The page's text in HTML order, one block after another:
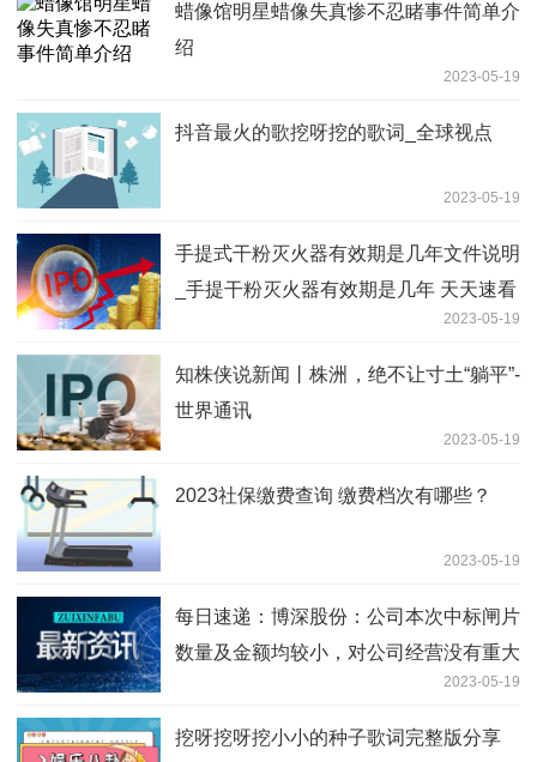
蜡像馆明星蜡像失真惨不忍睹事件简单介
绍
2023-05-19
抖音最火的歌挖呀挖的歌词_全球视点
2023-05-19
手提式干粉灭火器有效期是几年文件说明
_手提干粉灭火器有效期是几年 天天速看
2023-05-19
知株侠说新闻丨株洲，绝不让寸土“躺平”-
世界通讯
2023-05-19
2023社保缴费查询 缴费档次有哪些？
2023-05-19
每日速递：博深股份：公司本次中标闸片
数量及金额均较小，对公司经营没有重大
2023-05-19
挖呀挖呀挖小小的种子歌词完整版分享